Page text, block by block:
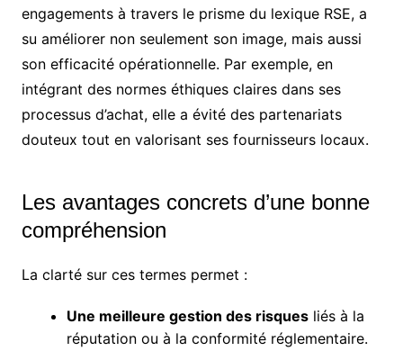
engagements à travers le prisme du lexique RSE, a
su améliorer non seulement son image, mais aussi
son efficacité opérationnelle. Par exemple, en
intégrant des normes éthiques claires dans ses
processus d’achat, elle a évité des partenariats
douteux tout en valorisant ses fournisseurs locaux.
Les avantages concrets d’une bonne
compréhension
La clarté sur ces termes permet :
Une meilleure gestion des risquesliés à la
réputation ou à la conformité réglementaire.